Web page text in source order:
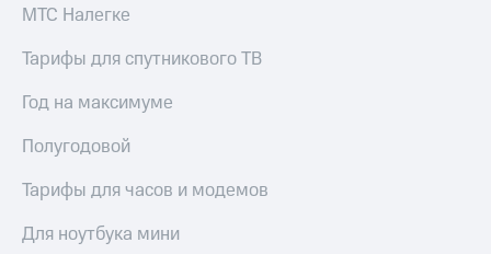
МТС Налегке
Тарифы для спутникового ТВ
Год на максимуме
Полугодовой
Тарифы для часов и модемов
Для ноутбука мини